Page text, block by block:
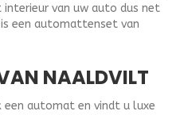
interieur van uw auto dus net
een automattenset van
NAALDVILT
een automat en vindt u luxe